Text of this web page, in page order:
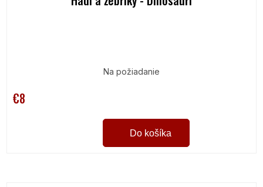
Na požiadanie
€8
Do košíka